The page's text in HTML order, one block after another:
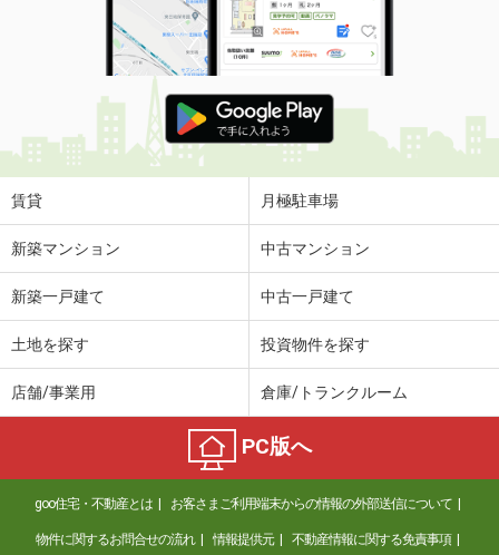
賃貸 月極駐車場
新築マンション 中古マンション
新築一戸建て 中古一戸建て
土地を探す 投資物件を探す
店舗/事業用 倉庫/トランクルーム
PC版へ
goo住宅・不動産とは お客さまご利用端末からの情報の外部送信について
物件に関するお問合せの流れ 情報提供元 不動産情報に関する免責事項